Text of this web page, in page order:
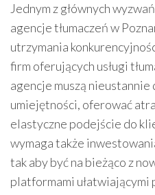
Jednym z głównych
agencje tłumaczeń w
utrzymania
firm oferujących usługi
agencje muszą
umiejętności, oferować
elastyczne podejście do
wymaga także
tak aby być na bieżąco z
platformami ułatwiającymi